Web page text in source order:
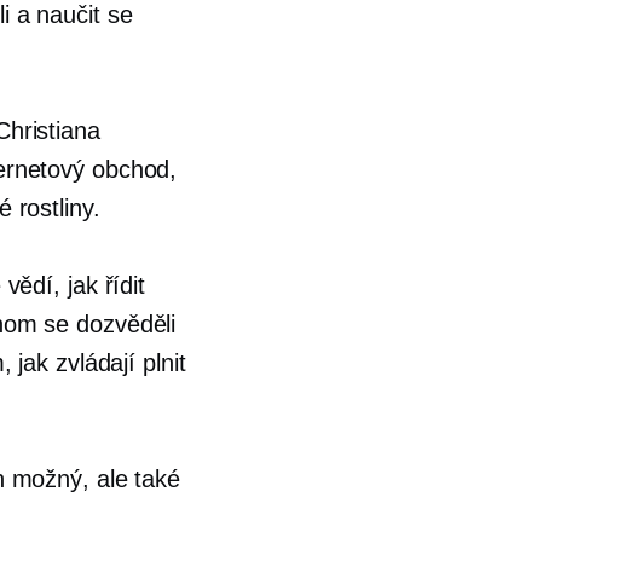
a naučit se
obchod,
rostliny.
vědí, jak řídit
se dozvěděli
jak zvládají plnit
možný, ale také